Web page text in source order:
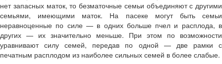
нет запасных маток, то безматочные семьи объединяют с другими
семьями, имеющими маток. На пасеке могут быть семьи
неравноценные по силе — в одних больше пчел и расплода, в
других — их значительно меньше. При этом по возможности
уравнивают силу семей, передав по одной — две рамки с
печатным расплодом из наиболее сильных семей в более слабые.